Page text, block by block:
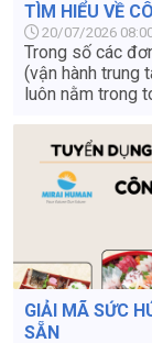
TÌM HIỂU VỀ
20/07/2026
Trong số các
(vận hành trung
luôn nằm trong
lao động Việt
làm việc sạch
nghề nghiệp vượt trội
công trung tâm
tuyển dụng và
GIẢI MÃ SỨC
SẴN